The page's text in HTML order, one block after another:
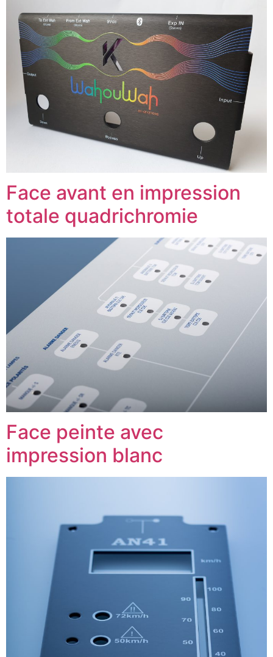
Face avant en impression
totale quadrichromie
Face peinte avec
impression blanc